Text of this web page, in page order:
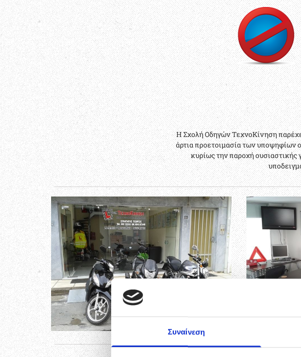
Συναίνεση
Η Σχολή Οδηγών ΤεχνοΚίνηση
άρτια προετοιμασία των υποψηφίων
κυρίως την παροχή